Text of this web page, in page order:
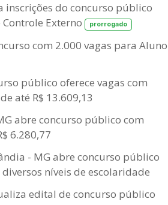
inscrições do concurso público
Externo
prorrogado
com 2.000 vagas para
público oferece vagas com
até R$ 13.609,13
abre concurso público com
6.280,77
- MG abre concurso público
níveis de escolaridade
edital de concurso público